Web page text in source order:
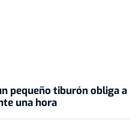
pequeño tiburón obliga a
una hora